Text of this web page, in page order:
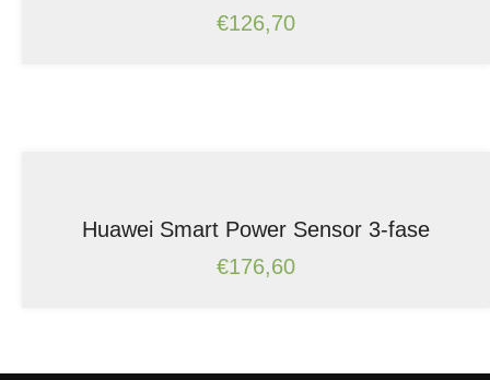
€126,70
Huawei Smart Power Sensor 3-fase
€176,60